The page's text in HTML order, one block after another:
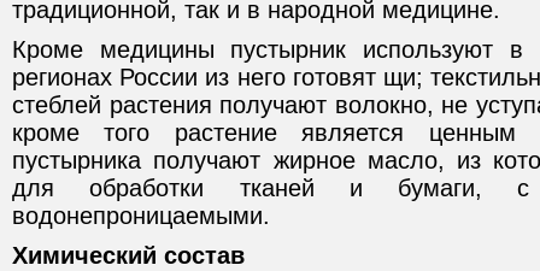
традиционной, так и в народной медицине.
Кроме медицины пустырник используют в
регионах России из него готовят щи;
стеблей растения получают волокно, не
кроме того растение является
пустырника получают жирное масло, из
для обработки тканей и бумаги,
водонепроницаемыми.
Химический состав